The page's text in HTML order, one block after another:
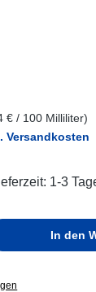
€ / 100 Milliliter)
Versandkosten
1-3
Gib den
In den